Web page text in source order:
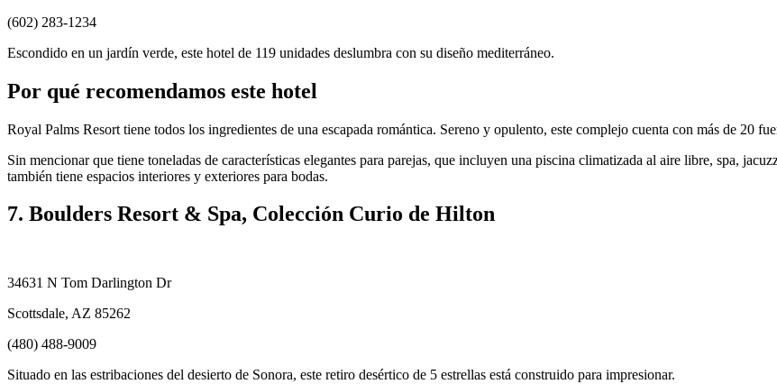
(602) 283-1234
Escondido en un jardín verde, este hotel de 119 unidades deslumbra con su diseño mediterráneo.
Por qué recomendamos este hotel
Royal Palms Resort tiene todos los ingredientes de una escapada romántica. Sereno y opulento, este complejo cuenta con más de 20
Sin mencionar que tiene toneladas de características elegantes para parejas, que incluyen una piscina climatizada al aire libre, spa,
también tiene espacios interiores y exteriores para bodas.
7. Boulders Resort & Spa, Colección Curio de Hilton
34631 N Tom Darlington Dr
Scottsdale, AZ 85262
(480) 488-9009
Situado en las estribaciones del desierto de Sonora, este retiro desértico de 5 estrellas está construido para impresionar.